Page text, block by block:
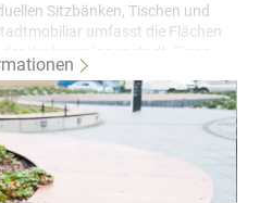
Sitzbänken, Tischen und
umfasst die Flächen
holzähnlichen HPL
den Möbeln
gegenüber
Beschädigungen. Die
welches in der Farbe
Für das Projekt von Ns Moon
ZANO-Stadtmobiliares